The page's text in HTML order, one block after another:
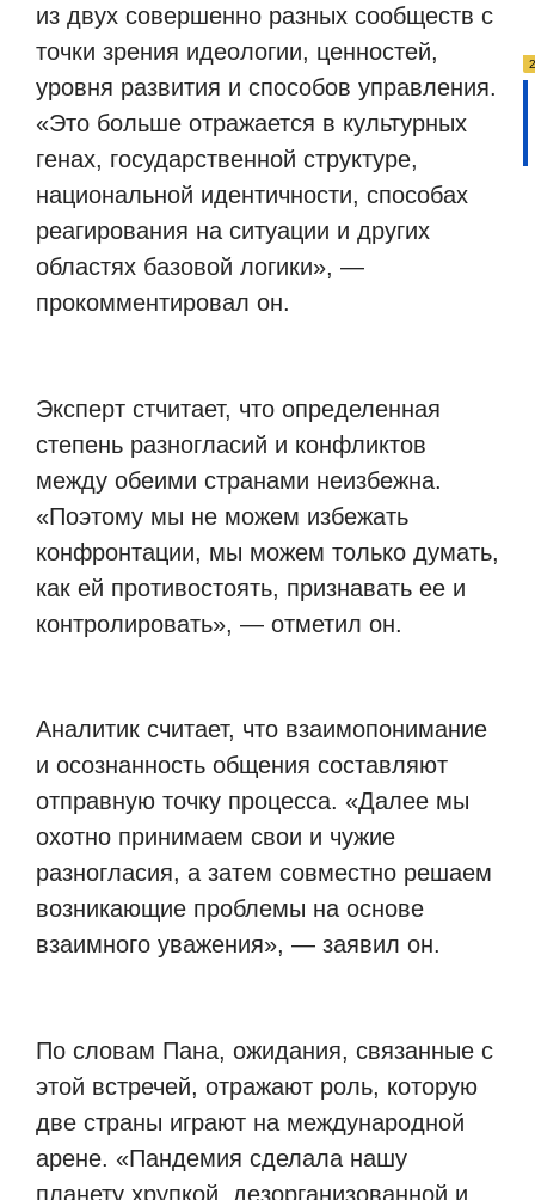
из двух совершенно разных сообществ с
точки зрения идеологии, ценностей,
уровня развития и способов управления.
«Это больше отражается в культурных
генах, государственной структуре,
национальной идентичности, способах
реагирования на ситуации и других
областях базовой логики», —
прокомментировал он.
Эксперт стчитает, что определенная
степень разногласий и конфликтов
между обеими странами неизбежна.
«Поэтому мы не можем избежать
конфронтации, мы можем только думать,
как ей противостоять, признавать ее и
контролировать», — отметил он.
Аналитик считает, что взаимопонимание
и осознанность общения составляют
отправную точку процесса. «Далее мы
охотно принимаем свои и чужие
разногласия, а затем совместно решаем
возникающие проблемы на основе
взаимного уважения», — заявил он.
По словам Пана, ожидания, связанные с
этой встречей, отражают роль, которую
две страны играют на международной
арене. «Пандемия сделала нашу
планету хрупкой, дезорганизованной и